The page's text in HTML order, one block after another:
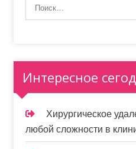
Интересное
Хирургическое
любой сложности в